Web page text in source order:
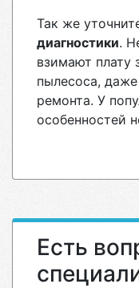
Так же
диагностики.
взимают плату
пылесоса,
ремонта. У
особенностей
Есть